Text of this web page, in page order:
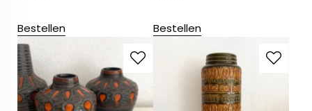
Bestellen Bestellen